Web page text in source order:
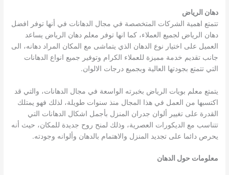
دهان الرياض
تتمتع اهمية الشركات المتخصصة في مجال الدهانات في أنها توفر افضل
دهان الرياض لجميع العملاء، كما انها توفر معلم دهان الرياض يساعد
العميل على اختيار نوع الدهان الذي يتماشى مع المكان المراد دهانه، الى
جانب تقديم خدمة مميزة للعملاء الكرام وتوفير جميع انواع الدهانات
التي تتمتع بجودتها العالية وبجميع درجات الالوان.
يتمتع معلم بويات الرياض بخبرته الواسعة في مجال الدهانات، والتي قد
اكتسبها من العمل في هذا المجال منذ سنوات طويلة، لذلك فهو يمتلك
القدرة على تغيير ألوان جدران المنزل بأجمل اشكال الدهانات التي
تتناسب مع الديكورات العصرية، وذلك لمنح روح جديدة للمكان، حيث أنه
يحرص دائما على تجديد المنزل والاهتمام بالدهان وألوانه وجودته.
معلومات حول الدهان